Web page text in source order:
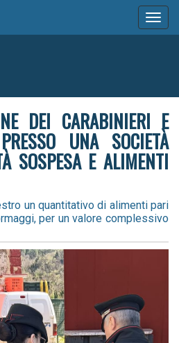
DEI CARABINIERI E
UNA SOCIETÀ
SOSPESA E ALIMENTI
un quantitativo di alimenti pari
per un valore complessivo